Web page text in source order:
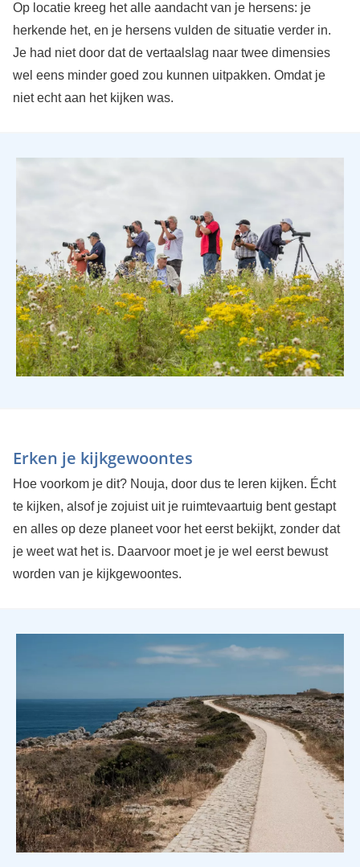
Op locatie kreeg het alle aandacht van je hersens: je
herkende het, en je hersens vulden de situatie verder in.
Je had niet door dat de vertaalslag naar twee dimensies
wel eens minder goed zou kunnen uitpakken. Omdat je
niet echt aan het kijken was.
Erken je kijkgewoontes
Hoe voorkom je dit? Nouja, door dus te leren kijken. Écht
te kijken, alsof je zojuist uit je ruimtevaartuig bent gestapt
en alles op deze planeet voor het eerst bekijkt, zonder dat
je weet wat het is. Daarvoor moet je je wel eerst bewust
worden van je kijkgewoontes.